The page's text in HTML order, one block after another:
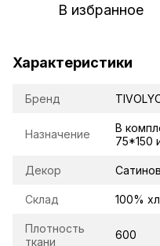
В избранное
Характеристики
Бренд
Назначение
В
75*150
Декор
Склад 100%
Плотность
ткани
600